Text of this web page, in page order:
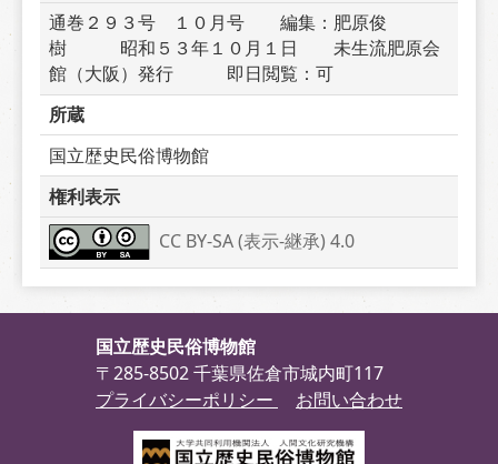
通巻２９３号　１０月号　　編集：肥原俊
樹　　　昭和５３年１０月１日　　未生流肥原会
館（大阪）発行　　　即日閲覧：可
所蔵
国立歴史民俗博物館
権利表示
CC BY-SA (表示-継承) 4.0
国立歴史民俗博物館
〒285-8502 千葉県佐倉市城内町117
プライバシーポリシー
お問い合わせ